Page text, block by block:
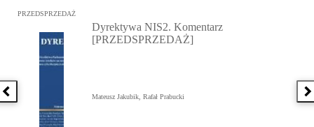
Poprzednia książka
Przejdź do: Dyrektywa NIS2. Komentarz [PRZEDSPRZEDAŻ],
PRZEDSPRZEDAŻ
Dyrektywa NIS2. Komentarz
[PRZEDSPRZEDAŻ]
Mateusz Jakubik, Rafał Prabucki